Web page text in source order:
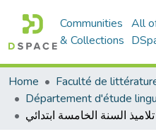
Communities
& Collections
All
Home